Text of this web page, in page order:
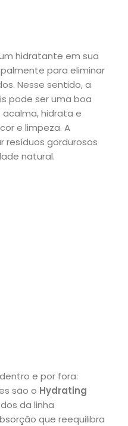
hidratante em sua
para eliminar
Nesse sentido, a
pode ser uma boa
hidrata e
e limpeza. A
resíduos gordurosos
natural.
e por fora:
são o Hydrating
da linha
que reequilibra